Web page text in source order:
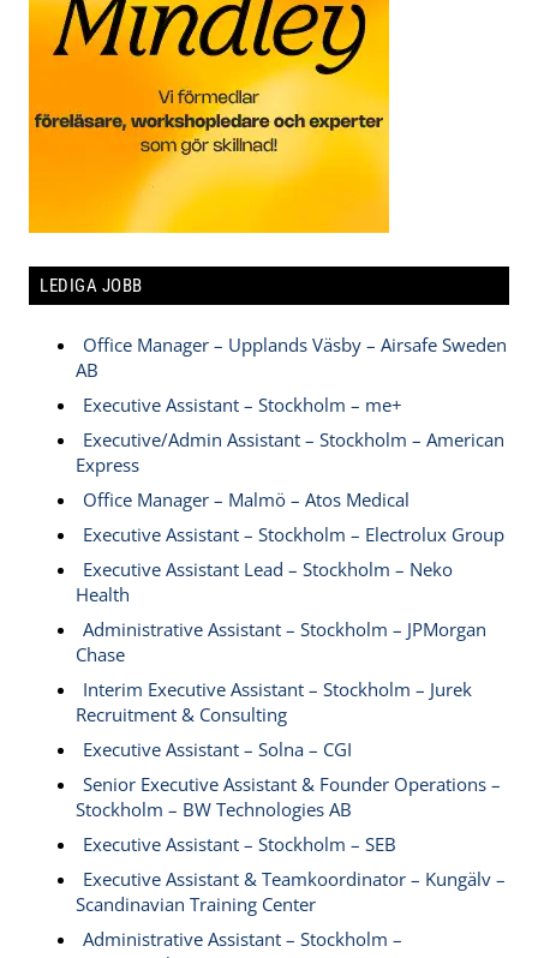
LEDIGA JOBB
Office Manager – Upplands Väsby – Airsafe Sweden
AB
Executive Assistant – Stockholm – me+
Executive/Admin Assistant – Stockholm – American
Express
Office Manager – Malmö – Atos Medical
Executive Assistant – Stockholm – Electrolux Group
Executive Assistant Lead – Stockholm – Neko
Health
Administrative Assistant – Stockholm – JPMorgan
Chase
Interim Executive Assistant – Stockholm – Jurek
Recruitment & Consulting
Executive Assistant – Solna – CGI
Senior Executive Assistant & Founder Operations –
Stockholm – BW Technologies AB
Executive Assistant – Stockholm – SEB
Executive Assistant & Teamkoordinator – Kungälv –
Scandinavian Training Center
Administrative Assistant – Stockholm –